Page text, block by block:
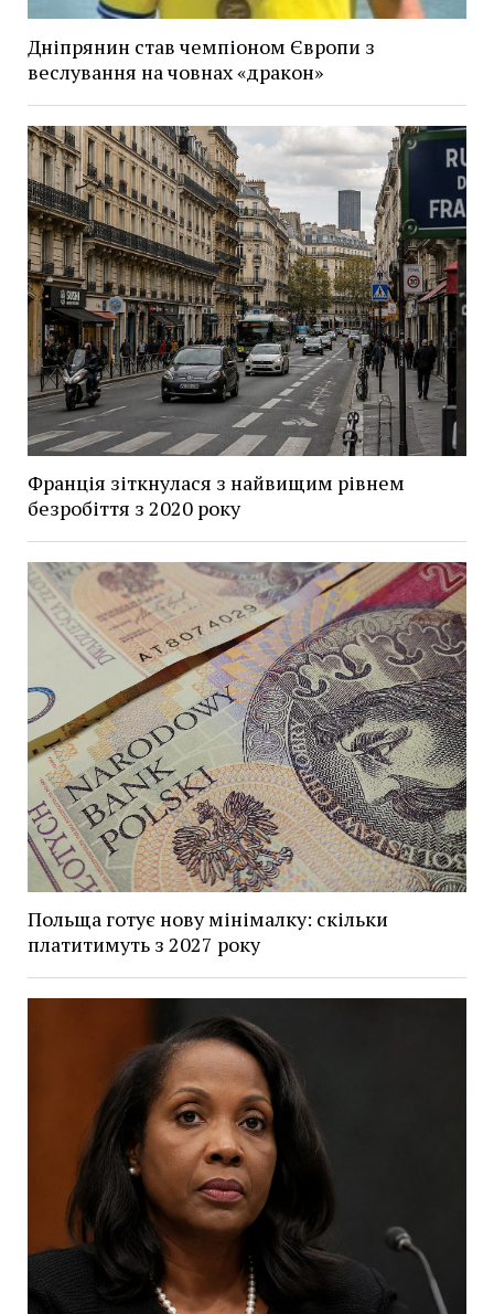
Дніпрянин став чемпіоном Європи з
веслування на човнах «дракон»
Франція зіткнулася з найвищим рівнем
безробіття з 2020 року
Польща готує нову мінімалку: скільки
платитимуть з 2027 року